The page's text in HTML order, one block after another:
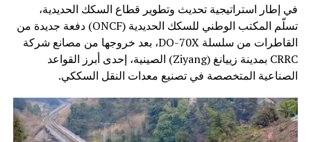
في إطار استراتيجية تحديث وتطوير قطاع السكك الحديدية،
تسلّم المكتب الوطني للسكك الحديدية (ONCF) دفعة جديدة من
القاطرات من سلسلة DO-70X، بعد خروجها من مصانع شركة
CRRC بمدينة زييانغ (Ziyang) الصينية، إحدى أبرز القواعد
الصناعية المتخصصة في تصنيع معدات النقل السككي.